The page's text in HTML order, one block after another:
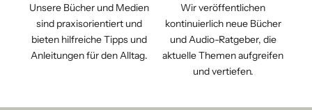
Unsere Bücher und Medien
sind praxisorientiert und
bieten hilfreiche Tipps und
Anleitungen für den Alltag.
Wir veröffentlichen
kontinuierlich neue Bücher
und Audio-Ratgeber, die
aktuelle Themen aufgreifen
und vertiefen.